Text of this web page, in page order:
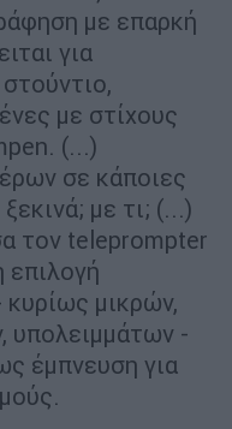
με επαρκή
για
με στίχους
(...)
σε κάποιες
με τι; (...)
τον teleprompter
επιλογή
μικρών,
-
έμπνευση για